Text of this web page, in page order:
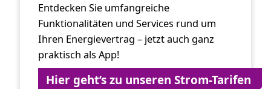
Entdecken Sie umfangreiche
Funktionalitäten und Services rund um
Ihren Energievertrag – jetzt auch ganz
praktisch als App!
Hier geht’s zu unseren Strom-Tarifen